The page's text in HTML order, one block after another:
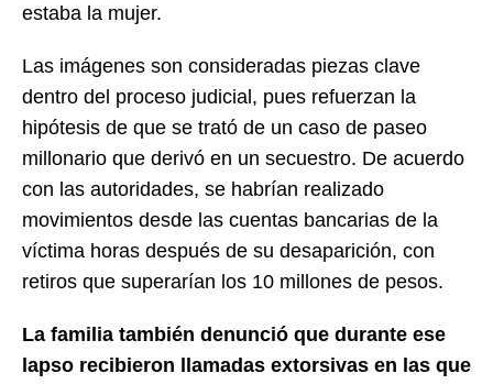
estaba la mujer.
Las imágenes son consideradas piezas clave
dentro del proceso judicial, pues refuerzan la
hipótesis de que se trató de un caso de paseo
millonario que derivó en un secuestro. De acuerdo
con las autoridades, se habrían realizado
movimientos desde las cuentas bancarias de la
víctima horas después de su desaparición, con
retiros que superarían los 10 millones de pesos.
La familia también denunció que durante ese
lapso recibieron llamadas extorsivas en las que